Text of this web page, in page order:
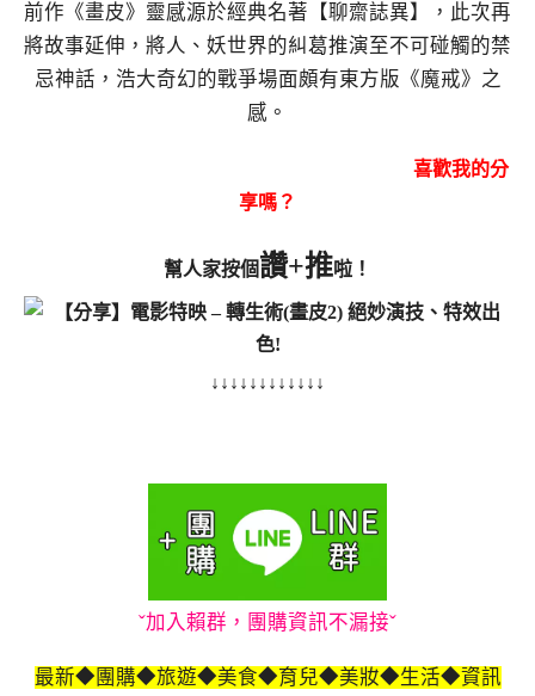
前作《畫皮》靈感源於經典名著【聊齋誌異】，此次再
將故事延伸，將人、妖世界的糾葛推演至不可碰觸的禁
忌神話，浩大奇幻的戰爭場面頗有東方版《魔戒》之
感。
喜歡我的分
享嗎？
幫人家按個讚+推啦！
↓↓↓↓↓↓↓↓↓↓↓↓
ˇ加入賴群，團購資訊不漏接ˇ
最新◆團購◆旅遊◆美食◆育兒◆美妝◆生活◆資訊